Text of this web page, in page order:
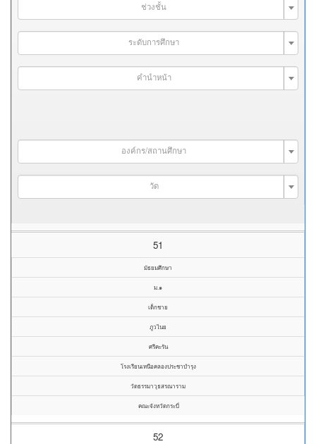
ช่วงชั้น
ระดับการศึกษา
คำนำหน้า
องค์กร/สถานศึกษา
วัด
51
มัธยมศึกษา
ม.๑
เด็กชาย
ภูวไนย
ศรีคะรัน
โรงเรียนเหนือคลองประชาบำรุง
วัดธรรมาวุธสรณาราม
คณะจังหวัดกระบี่
52